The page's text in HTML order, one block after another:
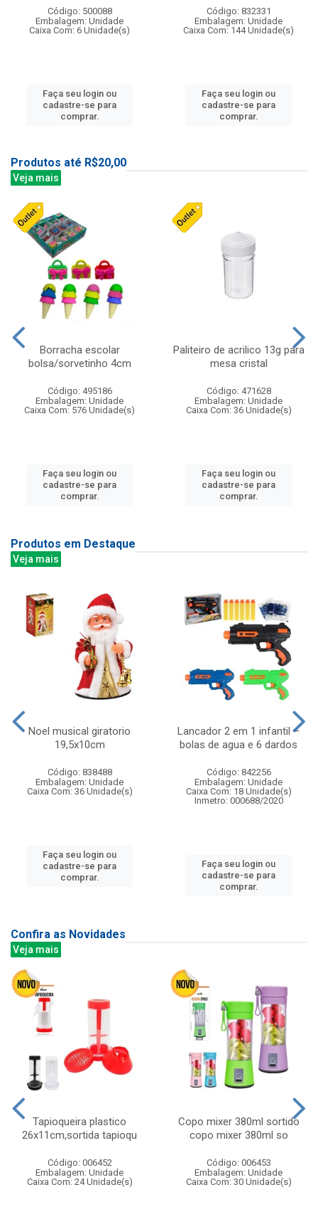
Código: 500088
Embalagem: Unidade
Caixa Com: 6 Unidade(s)
Faça seu login ou
cadastre-se para
comprar.
Código: 832331
Embalagem: Unidade
Caixa Com: 144 Unidade(s)
Faça seu login ou
cadastre-se para
comprar.
Produtos até R$20,00
Veja mais
Borracha escolar
bolsa/sorvetinho 4cm
Código: 495186
Embalagem: Unidade
Caixa Com: 576 Unidade(s)
Faça seu login ou
cadastre-se para
comprar.
Paliteiro de acrilico 13g para
mesa cristal
Código: 471628
Embalagem: Unidade
Caixa Com: 36 Unidade(s)
Faça seu login ou
cadastre-se para
comprar.
Produtos em Destaque
Veja mais
Noel musical giratorio
19,5x10cm
Código: 838488
Embalagem: Unidade
Caixa Com: 36 Unidade(s)
Faça seu login ou
cadastre-se para
comprar.
Lancador 2 em 1 infantil –
bolas de agua e 6 dardos
Código: 842256
Embalagem: Unidade
Caixa Com: 18 Unidade(s)
Inmetro: 000688/2020
Faça seu login ou
cadastre-se para
comprar.
Confira as Novidades
Veja mais
Tapioqueira plastico
26x11cm,sortida tapioqu
Código: 006452
Embalagem: Unidade
Caixa Com: 24 Unidade(s)
Copo mixer 380ml sortido
copo mixer 380ml so
Código: 006453
Embalagem: Unidade
Caixa Com: 30 Unidade(s)